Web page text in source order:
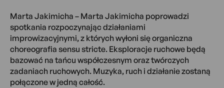
Marta Jakimicha – Marta Jakimicha poprowadzi
spotkania rozpoczynając działaniami
improwizacyjnymi, z których wyłoni się organiczna
choreografia sensu stricte. Eksploracje ruchowe będą
bazować na tańcu współczesnym oraz twórczych
zadaniach ruchowych. Muzyka, ruch i działanie zostaną
połączone w jedną całość.